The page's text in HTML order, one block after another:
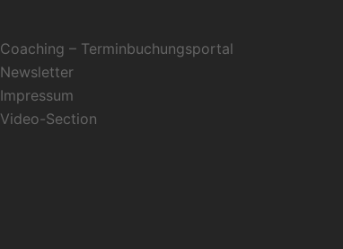
Coaching – Terminbuchungsportal
Newsletter
Impressum
Video-Section